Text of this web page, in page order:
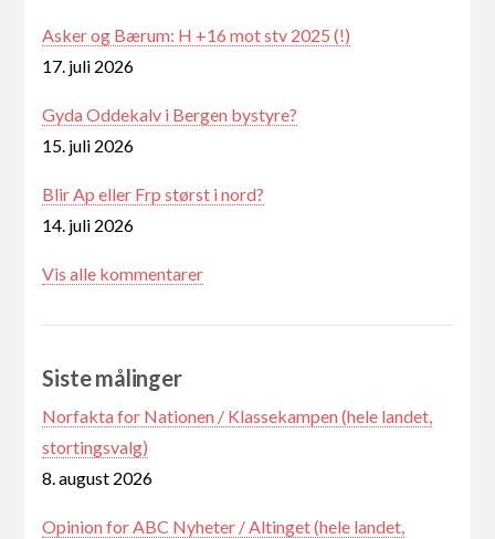
Asker og Bærum: H +16 mot stv 2025 (!)
17. juli 2026
Gyda Oddekalv i Bergen bystyre?
15. juli 2026
Blir Ap eller Frp størst i nord?
14. juli 2026
Vis alle kommentarer
Siste målinger
Norfakta for Nationen / Klassekampen (hele landet,
stortingsvalg)
8. august 2026
Opinion for ABC Nyheter / Altinget (hele landet,